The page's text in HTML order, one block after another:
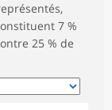
7 %
25 % de